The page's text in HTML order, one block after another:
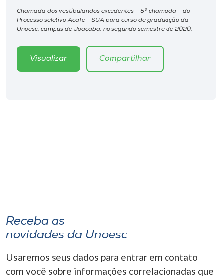
Biblioteca
Editora
A-
Chamada dos vestibulandos excedentes – 5ª chamada – do
Processo seletivo Acafe - SUA para curso de graduação da
Unoesc, campus de Joaçaba, no segundo semestre de 2020.
Visualizar Compartilhar
Receba as
novidades da Unoesc
Usaremos seus dados para entrar em contato
com você sobre informações correlacionadas que